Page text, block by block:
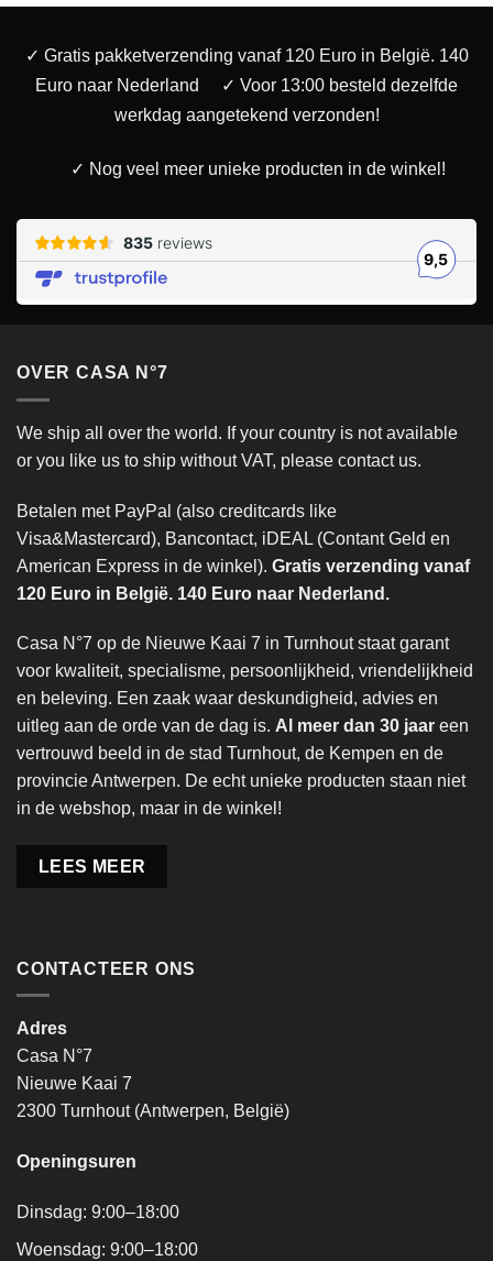
✓ Gratis pakketverzending vanaf 120 Euro in België. 140
Euro naar Nederland
✓ Voor 13:00 besteld dezelfde
werkdag aangetekend verzonden!
✓ Nog veel meer unieke producten in de winkel!
OVER CASA N°7
We ship all over the world. If your country is not available
or you like us to ship without VAT, please contact us.
Betalen met PayPal (also creditcards like
Visa&Mastercard), Bancontact, iDEAL (Contant Geld en
American Express in de winkel). Gratis verzending vanaf
120 Euro in België. 140 Euro naar Nederland.
Casa N°7 op de Nieuwe Kaai 7 in Turnhout staat garant
voor kwaliteit, specialisme, persoonlijkheid, vriendelijkheid
en beleving. Een zaak waar deskundigheid, advies en
uitleg aan de orde van de dag is. Al meer dan 30 jaar een
vertrouwd beeld in de stad Turnhout, de Kempen en de
provincie Antwerpen. De echt unieke producten staan niet
in de webshop, maar in de winkel!
LEES MEER
CONTACTEER ONS
Adres
Casa N°7
Nieuwe Kaai 7
2300 Turnhout (Antwerpen, België)
Openingsuren
Dinsdag: 9:00–18:00
Woensdag: 9:00–18:00